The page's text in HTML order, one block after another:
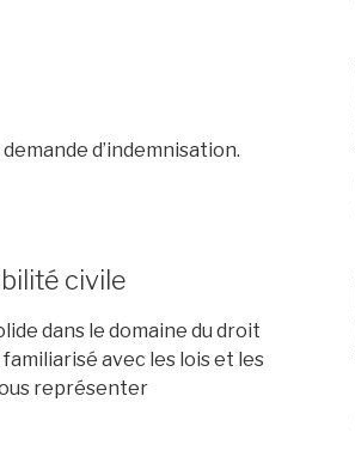
d’indemnisation.
civile
dans le domaine du droit
avec les lois et les
représenter